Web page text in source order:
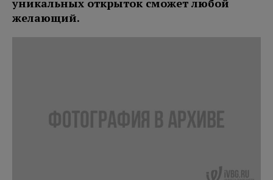
уникальных открыток сможет любой
желающий.